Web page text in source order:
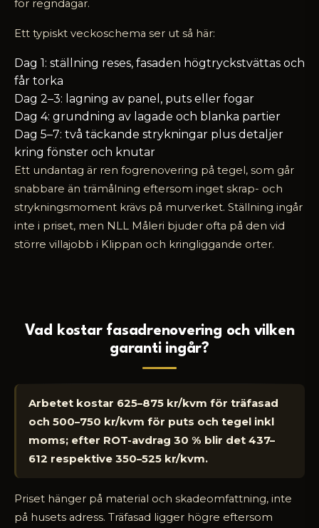
för regndagar.
Ett typiskt veckoschema ser ut så här:
Dag 1: ställning reses, fasaden högtryckstvättas och
får torka
Dag 2–3: lagning av panel, puts eller fogar
Dag 4: grundning av lagade och blanka partier
Dag 5–7: två täckande strykningar plus detaljer
kring fönster och knutar
Ett undantag är ren fogrenovering på tegel, som går
snabbare än trämålning eftersom inget skrap- och
strykningsmoment krävs på murverket. Ställning ingår
inte i priset, men NLL Måleri bjuder ofta på den vid
större villajobb i Klippan och kringliggande orter.
Vad kostar fasadrenovering och vilken
garanti ingår?
Arbetet kostar 625–875 kr/kvm för träfasad
och 500–750 kr/kvm för puts och tegel inkl
moms; efter ROT-avdrag 30 % blir det 437–
612 respektive 350–525 kr/kvm.
Priset hänger på material och skadeomfattning, inte
på husets adress. Träfasad ligger högre eftersom